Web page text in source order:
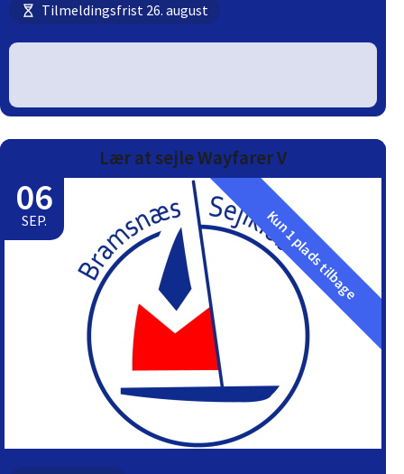
Tilmeldingsfrist 26. august
Lær at sejle Wayfarer V
06
SEP. Kun 1 plads tilbage